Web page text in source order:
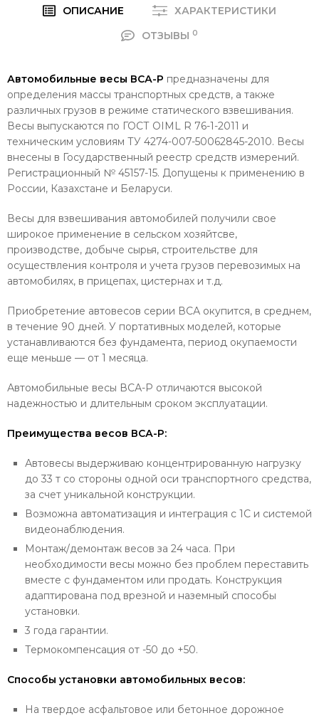
ОПИСАНИЕ
ХАРАКТЕРИСТИКИ
ОТЗЫВЫ 0
Автомобильные весы ВСА-Р предназначены для
определения массы транспортных средств, а также
различных грузов в режиме статического взвешивания.
Весы выпускаются по ГОСТ OIML R 76-1-2011 и
техническим условиям ТУ 4274-007-50062845-2010. Весы
внесены в Государственный реестр средств измерений.
Регистрационный № 45157-15. Допущены к применению в
России, Казахстане и Беларуси.
Весы для взвешивания автомобилей получили свое
широкое применение в сельском хозяйтсве,
производстве, добыче сырья, строительстве для
осуществления контроля и учета грузов перевозимых на
автомобилях, в прицепах, цистернах и т.д.
Приобретение автовесов серии ВСА окупится, в среднем,
в течение 90 дней. У портативных моделей, которые
устанавливаются без фундамента, период окупаемости
еще меньше — от 1 месяца.
Автомобильные весы ВСА-Р отличаются высокой
надежностью и длительным сроком эксплуатации.
Преимущества весов ВСА-Р:
Автовесы выдерживаю концентрированную нагрузку
до 33 т со стороны одной оси транспортного средства,
за счет уникальной конструкции.
Возможна автоматизация и интеграция с 1С и системой
видеонаблюдения.
Монтаж/демонтаж весов за 24 часа. При
необходимости весы можно без проблем переставить
вместе с фундаментом или продать. Конструкция
адаптирована под врезной и наземный способы
установки.
3 года гарантии.
Термокомпенсация от -50 до +50.
Способы установки автомобильных весов:
На твердое асфальтовое или бетонное дорожное